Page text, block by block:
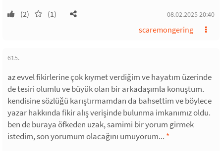
(2) (1) 08.02.2025 20:40
scaremongering
615.
az evvel fikirlerine çok kıymet verdiğim ve hayatım üzerinde
de tesiri olumlu ve büyük olan bir arkadaşımla konuştum.
kendisine sözlüğü karıştırmamdan da bahsettim ve böylece
yazar hakkında fikir alış verişinde bulunma imkanımız oldu.
ben de buraya öfkeden uzak, samimi bir yorum girmek
istedim, son yorumum olacağını umuyorum... *